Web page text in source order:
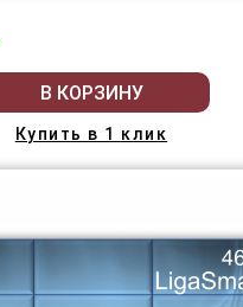
В КОРЗИНУ
Купить в 1 клик